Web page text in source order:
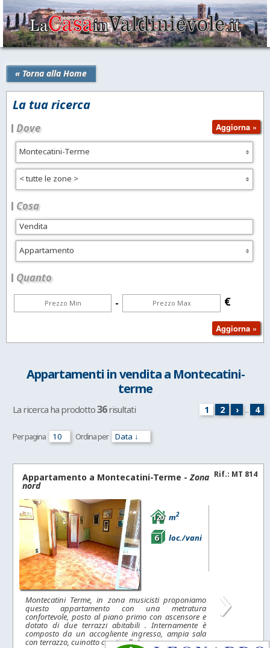
« Torna alla Home
La tua ricerca
Dove
Montecatini-Terme
< tutte le zone >
Cosa
Appartamento
Quanto
- €
Appartamenti in vendita a Montecatini-
terme
La ricerca ha prodotto36risultati 1 2 › ... 4
Per pagina Ordina per
Rif.: MT 814
Appartamento a Montecatini-Terme - Zona
nord
120 m2
6 loc./vani
Montecatini Terme, in zona musicisti proponiamo
questo appartamento con una metratura
confortevole, posto al piano primo con ascensore e
dotato di due terrazzi abitabili . Internamente è
composto da un accogliente ingresso, ampia sala
con terrazzo, cuinotto con tinello/pranzo e...
›